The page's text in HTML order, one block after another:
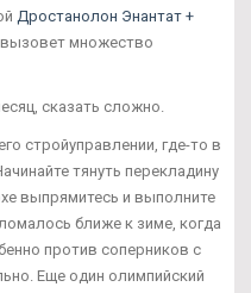
Дростанолон Энантат +
вызовет множество
сказать сложно.
стройуправлении, где-то в
тянуть перекладину
выпрямитесь и выполните
ближе к зиме, когда
против соперников с
Еще один олимпийский